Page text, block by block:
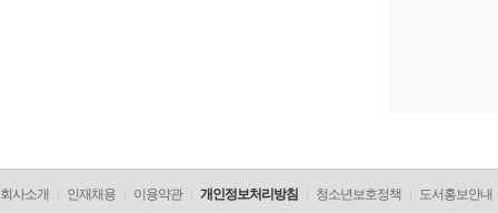
회사소개 인재채용 이용약관 개인정보처리방침 청소년보호정책 도서홍보안내